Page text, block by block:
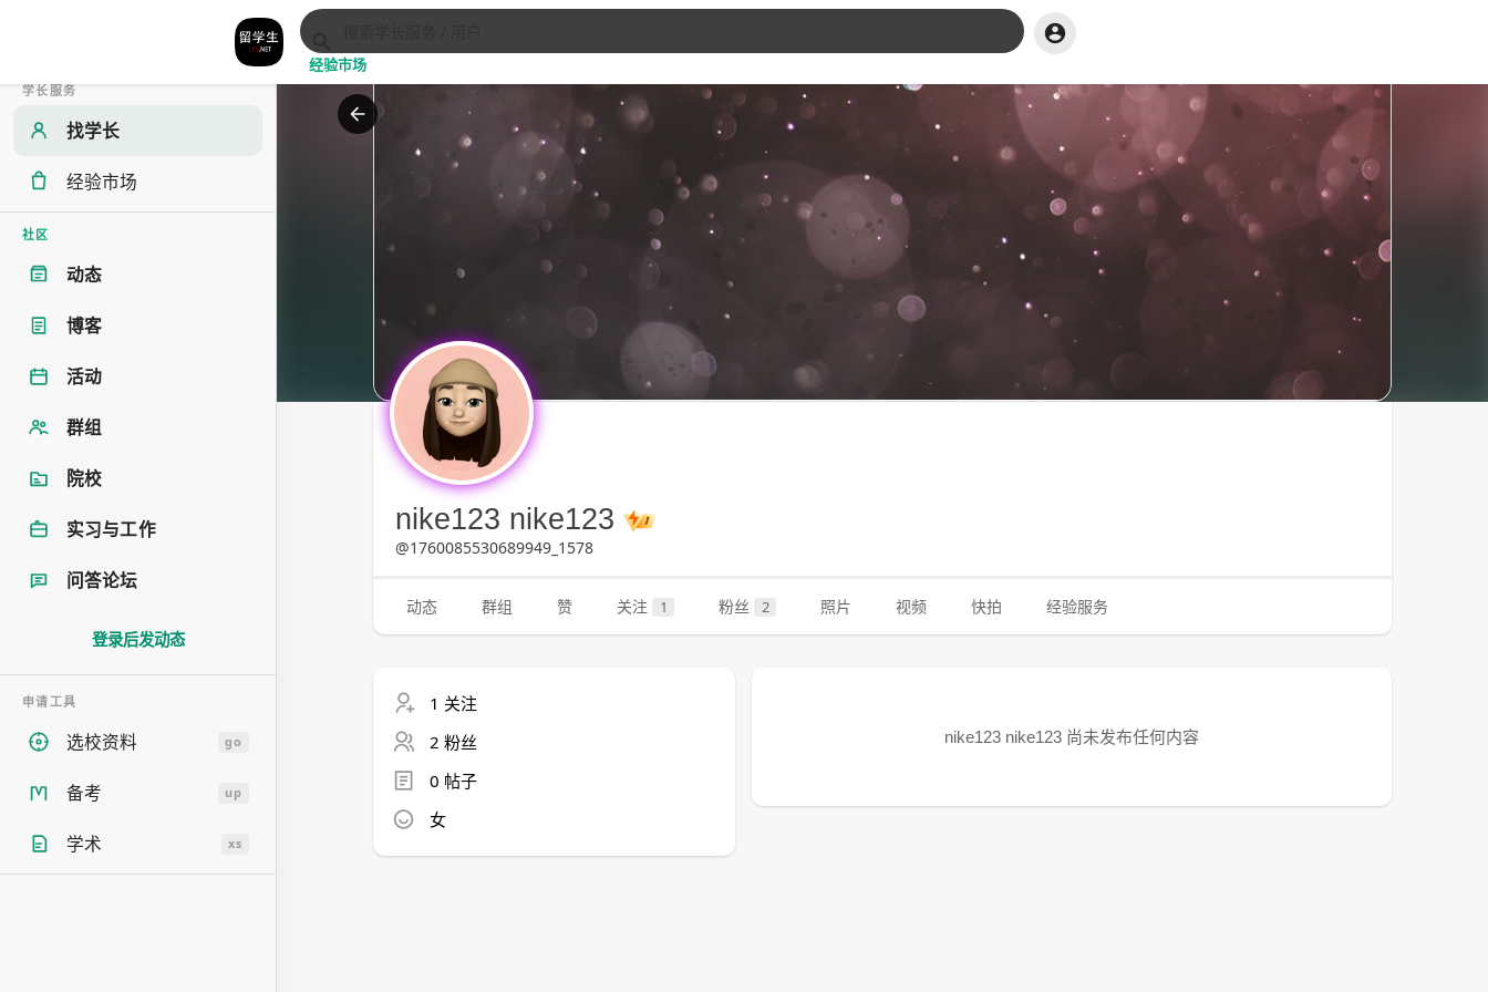
经验市场
学长服务
找学长
经验市场
社区
动态
博客
活动
群组
院校
实习与工作
问答论坛
登录后发动态
申请工具
选校资料 go
备考 up
学术 xs
nike123 nike123
@1760085530689949_1578
动态 群组 赞 关注 1 粉丝 2 照片 视频 快拍 经验服务
1 关注
2 粉丝
0 帖子
女
nike123 nike123 尚未发布任何内容